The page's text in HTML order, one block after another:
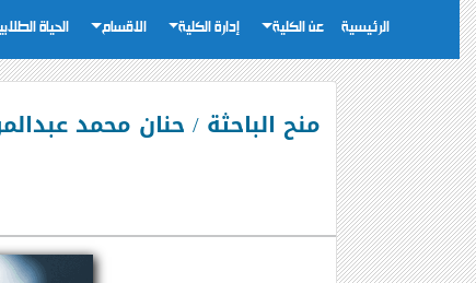
الرئيسية عن الكلية إدارة الكلية الاقسام الحياة
منح الباحثة / حنان محمد